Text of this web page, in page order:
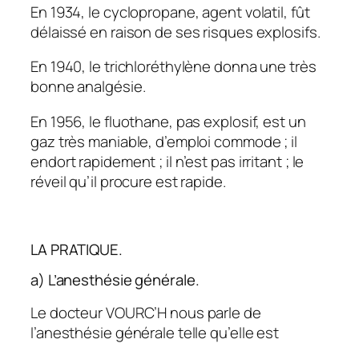
En 1934, le cyclopropane, agent volatil, fût
délaissé en raison de ses risques explosifs.
En 1940, le trichloréthylène donna une très
bonne analgésie.
En 1956, le fluothane, pas explosif, est un
gaz très maniable, d’emploi commode ; il
endort rapidement ; il n’est pas irritant ; le
réveil qu’il procure est rapide.
LA PRATIQUE.
a) L’anesthésie générale.
Le docteur VOURC’H nous parle de
l’anesthésie générale telle qu’elle est